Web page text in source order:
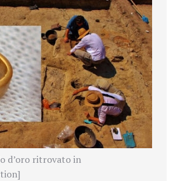
d’oro ritrovato in